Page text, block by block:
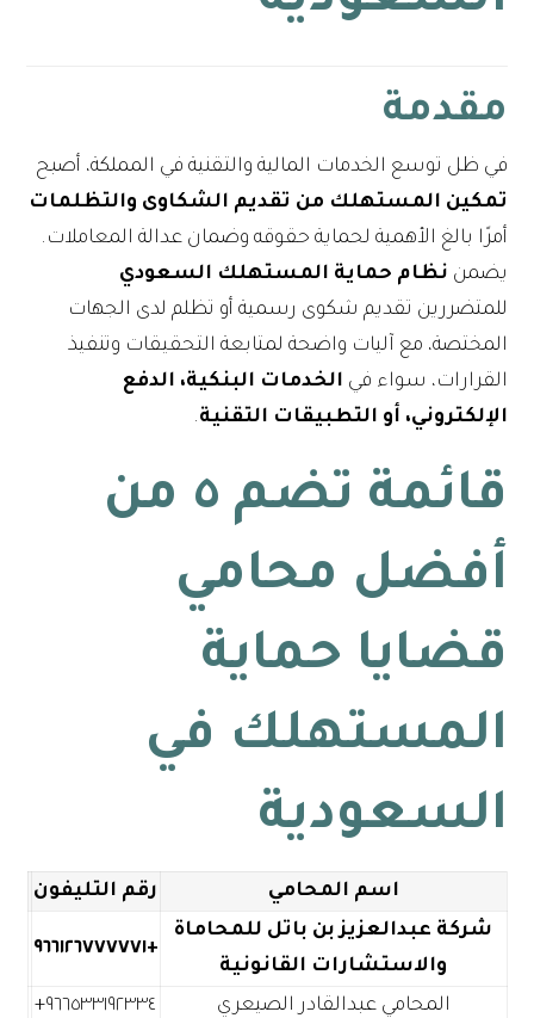
مقدمة
في ظل توسع الخدمات المالية والتقنية في المملكة، أصبح
تمكين المستهلك من تقديم الشكاوى والتظلمات
أمرًا بالغ الأهمية لحماية حقوقه وضمان عدالة المعاملات.
يضمن نظام حماية المستهلك السعودي
للمتضررين تقديم شكوى رسمية أو تظلم لدى الجهات
المختصة، مع آليات واضحة لمتابعة التحقيقات وتنفيذ
القرارات، سواء في الخدمات البنكية، الدفع
الإلكتروني، أو التطبيقات التقنية.
قائمة تضم ٥ من
أفضل محامي
قضايا حماية
المستهلك في
السعودية
اسم المحامي
رقم التليفون
شركة عبدالعزيز بن باتل للمحاماة
والاستشارات القانونية
+٩٦٦١٢٦٧٧٧٧٧١
المحامي عبدالقادر الصيعري